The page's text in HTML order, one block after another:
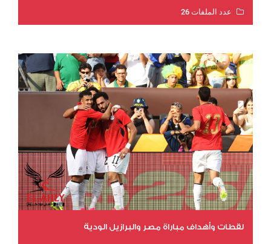
عدد الملفات 26
لقطات وأهداف مباراة مصر والبرازيل الودية